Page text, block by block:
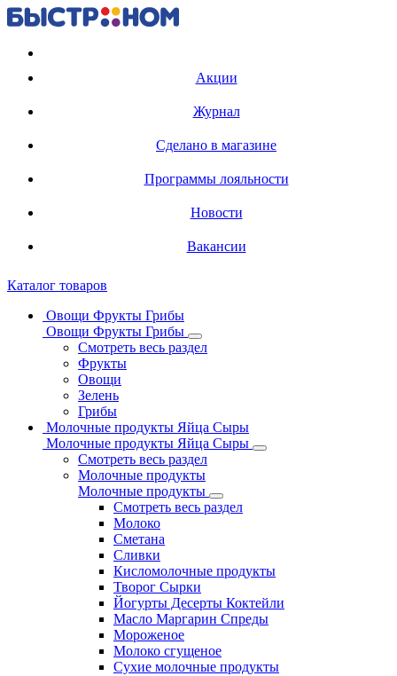
Акции
Журнал
Сделано в магазине
Программы лояльности
Новости
Вакансии
Каталог товаров
Овощи Фрукты Грибы
Овощи Фрукты Грибы
Смотреть весь раздел
Фрукты
Овощи
Зелень
Грибы
Молочные продукты Яйца Сыры
Молочные продукты Яйца Сыры
Смотреть весь раздел
Молочные продукты
Молочные продукты
Смотреть весь раздел
Молоко
Сметана
Сливки
Кисломолочные продукты
Творог Сырки
Йогурты Десерты Коктейли
Масло Маргарин Спреды
Мороженое
Молоко сгущеное
Сухие молочные продукты